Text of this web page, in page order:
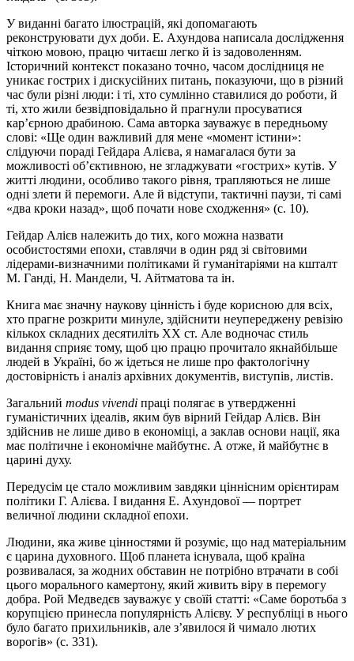
У виданні багато ілюстрацій, які допомагають
реконструювати дух доби. Е. Ахундова написала дослідження
чіткою мовою, працю читаєш легко й із задоволенням.
Історичний контекст показано точно, часом дослідниця не
уникає гострих і дискусійних питань, показуючи, що в різний
час були різні люди: і ті, хто сумлінно ставилися до роботи, й
ті, хто жили безвідповідально й прагнули просуватися
кар’єрною драбиною. Сама авторка зауважує в передньому
слові: «Ще один важливий для мене «момент істини»:
слідуючи пораді Гейдара Алієва, я намагалася бути за
можливості об’єктивною, не згладжувати «гострих» кутів. У
житті людини, особливо такого рівня, трапляються не лише
одні злети й перемоги. Але й відступи, тактичні паузи, ті самі
«два кроки назад», щоб почати нове сходження» (с. 10).
Гейдар Алієв належить до тих, кого можна назвати
особистостями епохи, ставлячи в один ряд зі світовими
лідерами-визначними політиками й гуманітаріями на кшталт
М. Ганді, Н. Мандели, Ч. Айтматова та ін.
Книга має значну наукову цінність і буде корисною для всіх,
хто прагне розкрити минуле, здійснити неупереджену ревізію
кількох складних десятиліть ХХ ст. Але водночас стиль
видання сприяє тому, щоб цю працю прочитало якнайбільше
людей в Україні, бо ж ідеться не лише про фактологічну
достовірність і аналіз архівних документів, виступів, листів.
Загальний modus vivendi праці полягає в утвердженні
гуманістичних ідеалів, яким був вірний Гейдар Алієв. Він
здійснив не лише диво в економіці, а заклав основи нації, яка
має політичне і економічне майбутнє. А отже, й майбутнє в
царині духу.
Передусім це стало можливим завдяки ціннісним орієнтирам
політики Г. Алієва. І видання Е. Ахундової — портрет
величної людини складної епохи.
Людини, яка живе цінностями й розуміє, що над матеріальним
є царина духовного. Щоб планета існувала, щоб країна
розвивалася, за жодних обставин не потрібно втрачати в собі
цього морального камертону, який живить віру в перемогу
добра. Рой Медведєв зауважує у своїй статті: «Саме боротьба з
корупцією принесла популярність Алієву. У республіці в нього
було багато прихильників, але з’явилося й чимало лютих
ворогів» (с. 331).